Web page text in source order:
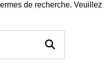
de recherche.